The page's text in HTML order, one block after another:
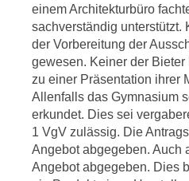
einem Architekturbüro
sachverständig unterstützt.
der Vorbereitung der
gewesen. Keiner der
zu einer Präsentation ihrer
Allenfalls das Gymnasium
erkundet. Dies sei
1 VgV zulässig. Die
Angebot abgegeben. Auch
Angebot abgegeben. Dies